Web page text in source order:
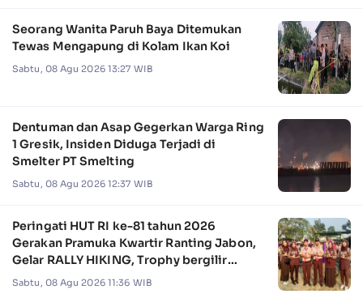
Seorang Wanita Paruh Baya Ditemukan
Tewas Mengapung di Kolam Ikan Koi
Sabtu, 08 Agu 2026 13:27 WIB
Dentuman dan Asap Gegerkan Warga Ring
1 Gresik, Insiden Diduga Terjadi di
Smelter PT Smelting
Sabtu, 08 Agu 2026 12:37 WIB
Peringati HUT RI ke-81 tahun 2026
Gerakan Pramuka Kwartir Ranting Jabon,
Gelar RALLY HIKING, Trophy bergilir
Camat Jabon
Sabtu, 08 Agu 2026 11:36 WIB